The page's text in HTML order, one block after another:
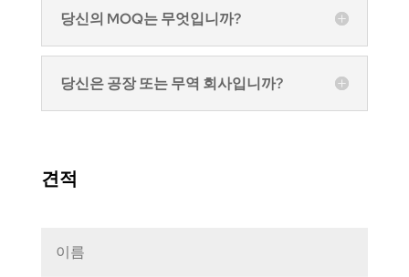
당신의 MOQ는 무엇입니까?
당신은 공장 또는 무역 회사입니까?
견적